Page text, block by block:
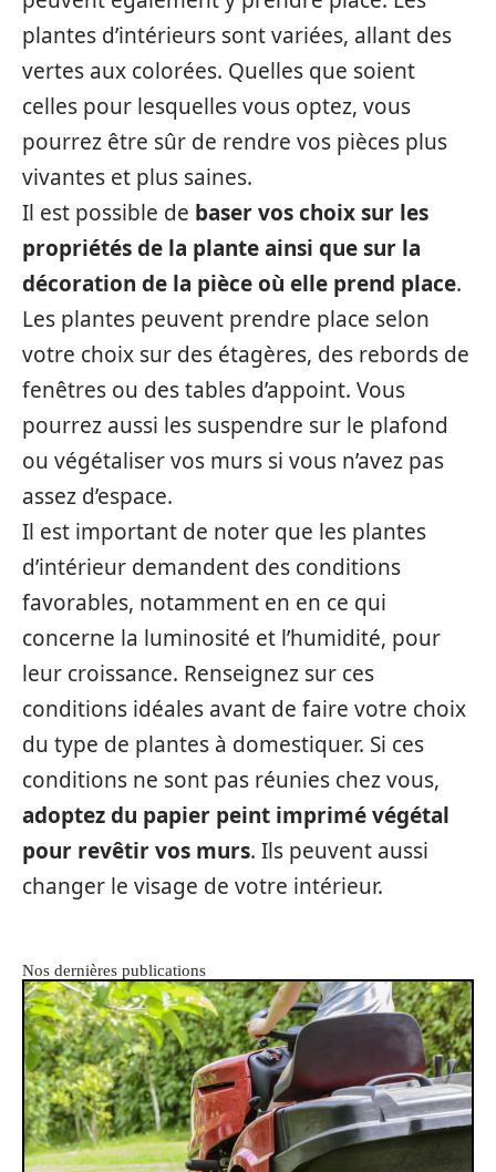
plantes d’intérieurs sont variées, allant des
vertes aux colorées. Quelles que soient
celles pour lesquelles vous optez, vous
pourrez être sûr de rendre vos pièces plus
vivantes et plus saines.
Il est possible de baser vos choix sur les
propriétés de la plante ainsi que sur la
décoration de la pièce où elle prend place.
Les plantes peuvent prendre place selon
votre choix sur des étagères, des rebords de
fenêtres ou des tables d’appoint. Vous
pourrez aussi les suspendre sur le plafond
ou végétaliser vos murs si vous n’avez pas
assez d’espace.
Il est important de noter que les plantes
d’intérieur demandent des conditions
favorables, notamment en en ce qui
concerne la luminosité et l’humidité, pour
leur croissance. Renseignez sur ces
conditions idéales avant de faire votre choix
du type de plantes à domestiquer. Si ces
conditions ne sont pas réunies chez vous,
adoptez du papier peint imprimé végétal
pour revêtir vos murs. Ils peuvent aussi
changer le visage de votre intérieur.
Nos dernières publications